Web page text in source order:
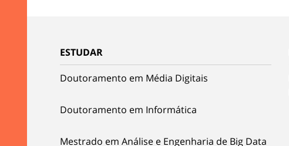
ESTUDAR
Doutoramento em Média Digitais
Doutoramento em Informática
Mestrado em Análise e Engenharia de Big Data